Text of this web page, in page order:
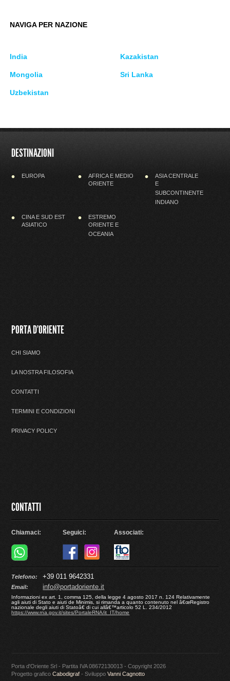
NAVIGA PER NAZIONE
India Kazakistan
Mongolia Sri Lanka
Uzbekistan
DESTINAZIONI
EUROPA AFRICA E MEDIO
ORIENTE
ASIA CENTRALE
E
SUBCONTINENTE
INDIANO
CINA E SUD EST
ASIATICO
ESTREMO
ORIENTE E
OCEANIA
PORTA D'ORIENTE
CHI SIAMO
LA NOSTRA FILOSOFIA
CONTATTI
TERMINI E CONDIZIONI
PRIVACY POLICY
CONTATTI
Chiamaci: Seguici: Associati:
Telefono: +39 011 9642331
Email: info@portadoriente.it
Informazioni ex art. 1, comma 125, della legge 4 agosto 2017 n. 124 Relativamente
agli aiuti di Stato e aiuti de Minimis, si rimanda a quanto contenuto nel â€œRegistro
nazionale degli aiuti di Statoâ€ di cui allâ€™articolo 52 L. 234/2012
https://www.rna.gov.it/sites/PortaleRNA/it_IT/home
Porta d'Oriente Srl - Partita IVA 08672130013 - Copyright 2026
Progetto graficoCabodigraf - SviluppoVanni Cagnotto